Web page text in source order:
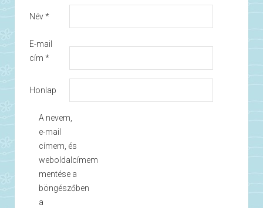
Név*
E-mail
cím *
Honlap
A nevem,
e-mail
címem, és
weboldalcímem
mentése a
böngészőben
a